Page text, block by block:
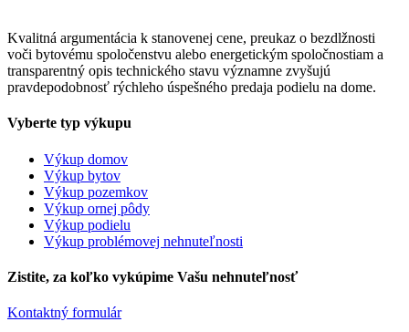
Kvalitná argumentácia k stanovenej cene, preukaz o bezdlžnosti
voči bytovému spoločenstvu alebo energetickým spoločnostiam a
transparentný opis technického stavu významne zvyšujú
pravdepodobnosť rýchleho úspešného predaja podielu na dome.
Vyberte typ výkupu
Výkup domov
Výkup bytov
Výkup pozemkov
Výkup ornej pôdy
Výkup podielu
Výkup problémovej nehnuteľnosti
Zistite, za koľko vykúpime Vašu nehnuteľnosť
Kontaktný formulár